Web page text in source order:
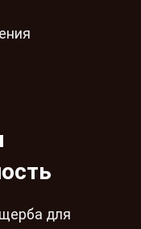
для